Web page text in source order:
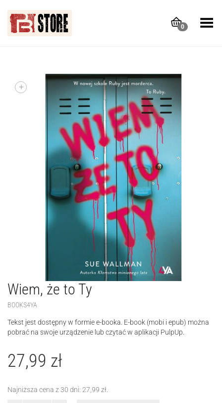
0
Toggle Menu
+
Wiem, że to Ty
BOOKS4YA
Tekst jest dostępny w formie e-booka. E-book (mobi i epub) można
pobrać na swoje urządzenie lub czytać w aplikacji PulpUp.
27,99 zł
Najniższa cena z 30 dni: 27,99 zł